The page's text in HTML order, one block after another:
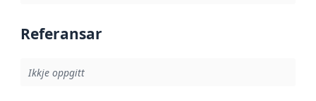
Referansar
Ikkje oppgitt